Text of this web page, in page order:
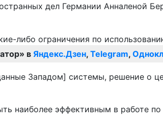
дел Германии Анналеной
в Яндекс.Дзен, Telegram,
Западом] системы, решение о
эффективным в работе по